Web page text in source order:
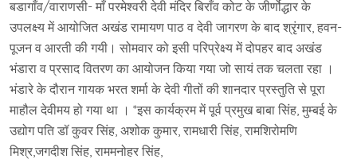
बडागाँव/वाराणसी- माँ परमेश्वरी देवी मंदिर बिराँव कोट के जीर्णोद्धार के
उपलक्ष्य में आयोजित अखंड रामायण पाठ व देवी जागरण के बाद श्रृंगार, हवन-
पूजन व आरती की गयी। सोमवार को इसी परिप्रेक्ष्य में दोपहर बाद अखंड
भंडारा व प्रसाद वितरण का आयोजन किया गया जो सायं तक चलता रहा ।
भंडारे के दौरान गायक भरत शर्मा के देवी गीतों की शानदार प्रस्तुति से पूरा
माहौल देवीमय हो गया था । *इस कार्यक्रम में पूर्व प्रमुख बाबा सिंह, मुम्बई के
उद्योग पति डॉ कुवर सिंह, अशोक कुमार, रामधारी सिंह, रामशिरोमणि
मिश्र,जगदीश सिंह, राममनोहर सिंह,